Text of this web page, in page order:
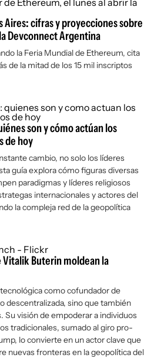
Aires: cifras y proyecciones sobre
Devconnect Argentina
la Feria Mundial de Ethereum, cita
de la mitad de los 15 mil inscriptos
son y cómo actúan los
de hoy
cambio, no solo los líderes
guía explora cómo figuras diversas
paradigmas y líderes religiosos
internacionales y actores del
la compleja red de la geopolítica
Vitalik Buterin moldean la
como cofundador de
descentralizada, sino que también
Su visión de empoderar a individuos
tradicionales, sumado al giro pro-
lo convierte en un actor clave que
nuevas fronteras en la geopolítica del